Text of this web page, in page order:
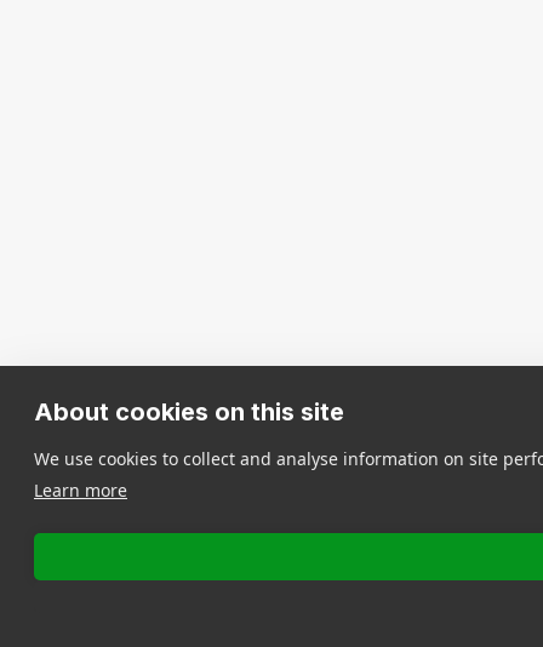
About cookies on this site
We use cookies to collect and analyse information on site
Learn more